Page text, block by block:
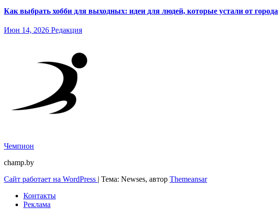
Как выбрать хобби для выходных: идеи для людей, которые устали от города
Июн 14, 2026 Редакция
Чемпион
champ.by
Сайт работает на WordPress | Тема: Newses, автор Themeansar
Контакты
Реклама